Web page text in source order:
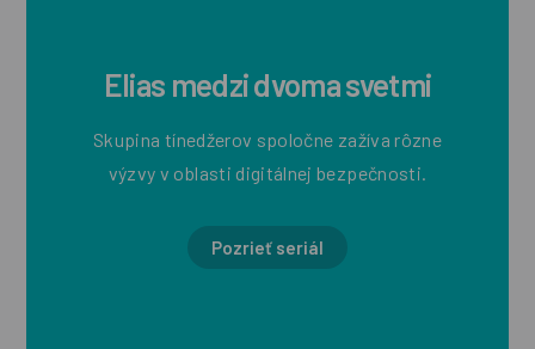
Elias medzi dvoma svetmi
Skupina tínedžerov spoločne zažíva rôzne
výzvy v oblasti digitálnej bezpečnosti.
Pozrieť seriál